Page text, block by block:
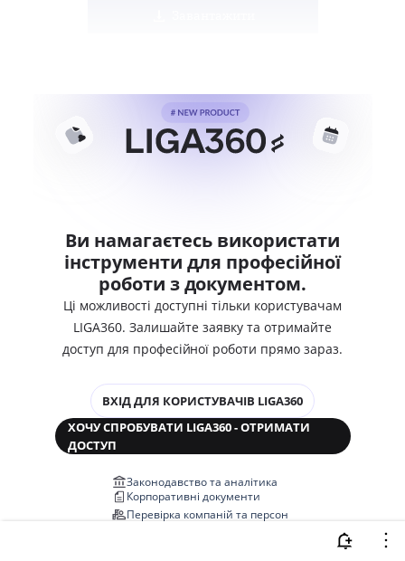
Ви намагаєтесь використати
інструменти для професійної
роботи з документом.
Ці можливості доступні тільки користувачам
LIGA360. Залишайте заявку та отримайте
доступ для професійної роботи прямо зараз.
ВХІД ДЛЯ КОРИСТУВАЧІВ LIGA360
ХОЧУ СПРОБУВАТИ LIGA360 - ОТРИМАТИ
ДОСТУП
Законодавство та аналітика
Корпоративні документи
Перевірка компаній та персон